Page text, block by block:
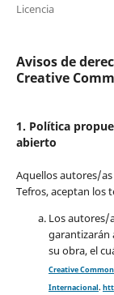
Licencia
Avisos de
Creative
1. Política
abierto
Aquellos autores/
Tefros, aceptan los
Los autores/
garantizarán
su obra, el
Creative
Internacional.